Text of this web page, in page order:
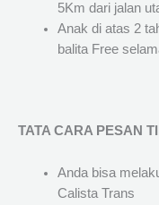
5Km dari jalan
Anak di atas 2
balita Free
TATA CARA PESAN
Anda bisa
Calista Trans